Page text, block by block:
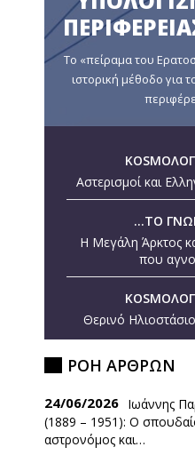
Το «πείραμα του
ιστορική μέθοδο για
Αστερισμοί και
...ΤΟ
Η Μεγάλη Άρκτος
που
Θερινό
ημέρα
ΡΟΗ ΑΡΘΡΩΝ
24/06/2026 Ιωάννης
(1889 – 1951): O
αστρονόμος και…